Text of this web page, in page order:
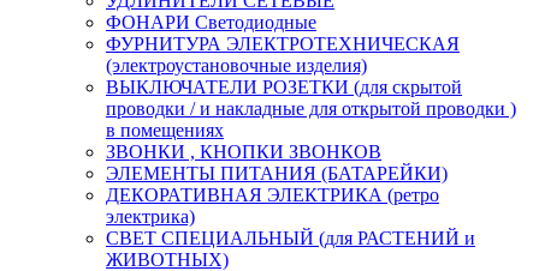
ФОНАРИ Светодиодные
ФУРНИТУРА ЭЛЕКТРОТЕХНИЧЕСКАЯ
(электроустановочные изделия)
ВЫКЛЮЧАТЕЛИ РОЗЕТКИ (для скрытой
проводки / и накладные для открытой проводки )
в помещениях
ЗВОНКИ , КНОПКИ ЗВОНКОВ
ЭЛЕМЕНТЫ ПИТАНИЯ (БАТАРЕЙКИ)
ДЕКОРАТИВНАЯ ЭЛЕКТРИКА (ретро
электрика)
СВЕТ СПЕЦИАЛЬНЫЙ (для РАСТЕНИЙ и
ЖИВОТНЫХ)